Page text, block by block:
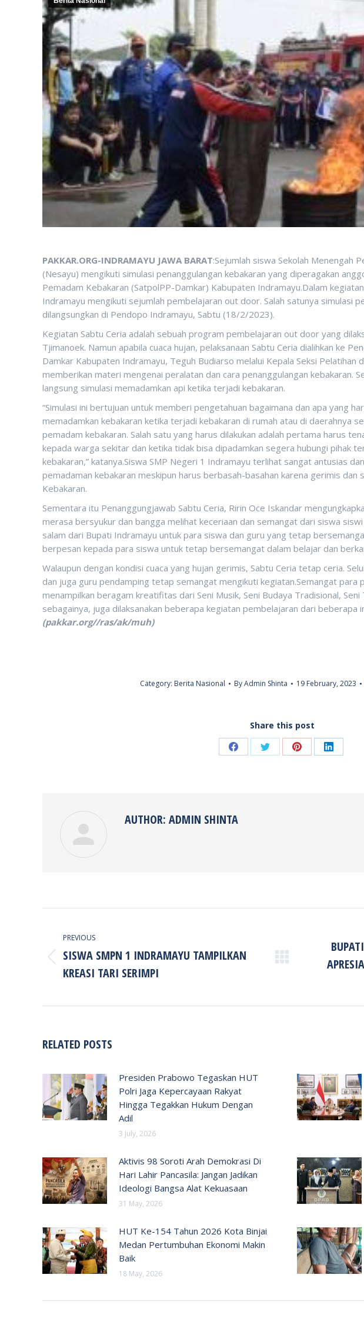
PAKKAR.ORG-INDRAMAYU JAWA BARAT:Sejumlah siswa Sekolah Menengah
(Nesayu) mengikuti simulasi penanggulangan kebakaran yang diperagakan
Pemadam Kebakaran (SatpolPP-Damkar) Kabupaten Indramayu.Dalam
Indramayu mengikuti sejumlah pembelajaran out door. Salah satunya simulasi
dilangsungkan di Pendopo Indramayu, Sabtu (18/2/2023).
Kegiatan Sabtu Ceria adalah sebuah program pembelajaran out door yang
Tjimanoek. Namun apabila cuaca hujan, pelaksanaan Sabtu Ceria dialihkan ke
Damkar Kabupaten Indramayu, Teguh Budiarso melalui Kepala Seksi Pelatihan
memberikan materi mengenai peralatan dan cara penanggulangan kebakaran.
langsung simulasi memadamkan api ketika terjadi kebakaran.
“Simulasi ini bertujuan untuk memberi pengetahuan bagaimana dan apa yang
memadamkan kebakaran ketika terjadi kebakaran di rumah atau di daerahnya
pemadam kebakaran. Salah satu yang harus dilakukan adalah pertama harus
kepada warga sekitar dan ketika tidak bisa dipadamkan segera hubungi pihak
kebakaran,” katanya.Siswa SMP Negeri 1 Indramayu terlihat sangat antusias
pemadaman kebakaran meskipun harus berbasah-basahan karena gerimis
Kebakaran.
Sementara itu Penanggungjawab Sabtu Ceria, Ririn Oce Iskandar
merasa bersyukur dan bangga melihat keceriaan dan semangat dari siswa
salam dari Bupati Indramayu untuk para siswa dan guru yang tetap
berpesan kepada para siswa untuk tetap bersemangat dalam belajar dan
Walaupun dengan kondisi cuaca yang hujan gerimis, Sabtu Ceria tetap ceria.
dan juga guru pendamping tetap semangat mengikuti kegiatan.Semangat para
menampilkan beragam kreatifitas dari Seni Musik, Seni Budaya Tradisional, Seni
sebagainya, juga dilaksanakan beberapa kegiatan pembelajaran dari beberapa
(pakkar.org//ras/ak/muh)
Category: Berita Nasional ByAdmin Shinta 19 February, 2023
Share this post
Share Share Share Share
AUTHOR: ADMIN SHINTA
NAVIGATION
PREVIOUS
Previous
post:
SISWA SMPN 1 INDRAMAYU TAMPILKAN
KREASI TARI SERIMPI
RELATED POSTS
Presiden Prabowo Tegaskan HUT
Polri Jaga Kepercayaan Rakyat
Hingga Tegakkan Hukum Dengan
Adil
3 July, 2026
Aktivis 98 Soroti Arah Demokrasi Di
Hari Lahir Pancasila: Jangan Jadikan
Ideologi Bangsa Alat Kekuasaan
31 May, 2026
HUT Ke-154 Tahun 2026 Kota Binjai
Medan Pertumbuhan Ekonomi Makin
Baik
18 May, 2026